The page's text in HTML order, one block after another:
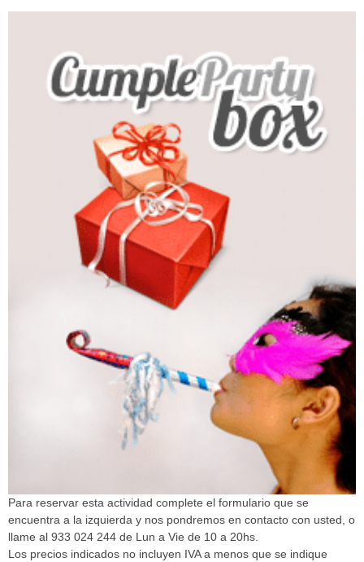
Para reservar esta actividad complete el formulario que se
encuentra a la izquierda y nos pondremos en contacto con usted, o
llame al 933 024 244 de Lun a Vie de 10 a 20hs.
Los precios indicados no incluyen IVA a menos que se indique